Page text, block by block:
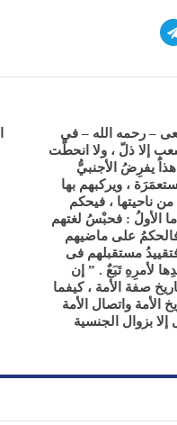
– رحمه الله – فى
إلا ذلّ ، ولا انحطَّت
يفرِضُ الأجنبيُّ
، ويركبهم بها
ناحيتها ، فيحكم
الأولُ : فحبْسُ لغتهم
فالحكمُ على ماضيهم
مستقبلهم فى
لأمرِهِ تَبَعٌ . ” إن
صفة الأمة ، كيفما
الأمة واتصال الأمة
إلا بزوال الجنسية